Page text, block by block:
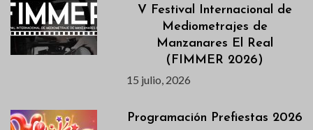
V Festival Internacional de
Mediometrajes de
Manzanares El Real
(FIMMER 2026)
15 julio, 2026
Programación Prefiestas 2026